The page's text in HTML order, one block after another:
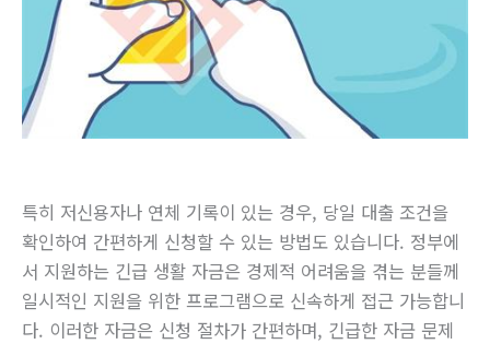
특히 저신용자나 연체 기록이 있는 경우, 당일 대출 조건을
확인하여 간편하게 신청할 수 있는 방법도 있습니다. 정부에
서 지원하는 긴급 생활 자금은 경제적 어려움을 겪는 분들께
일시적인 지원을 위한 프로그램으로 신속하게 접근 가능합니
다. 이러한 자금은 신청 절차가 간편하며, 긴급한 자금 문제